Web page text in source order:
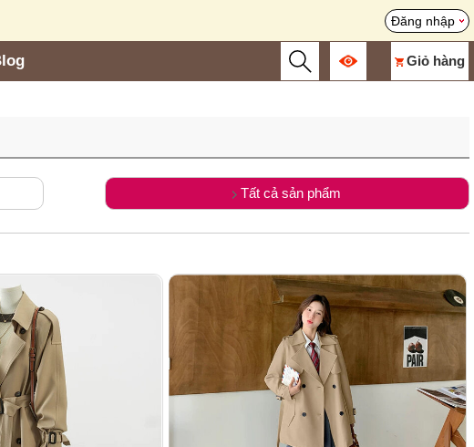
Đăng nhập
Giỏ hàng
Tất cả sản phẩm